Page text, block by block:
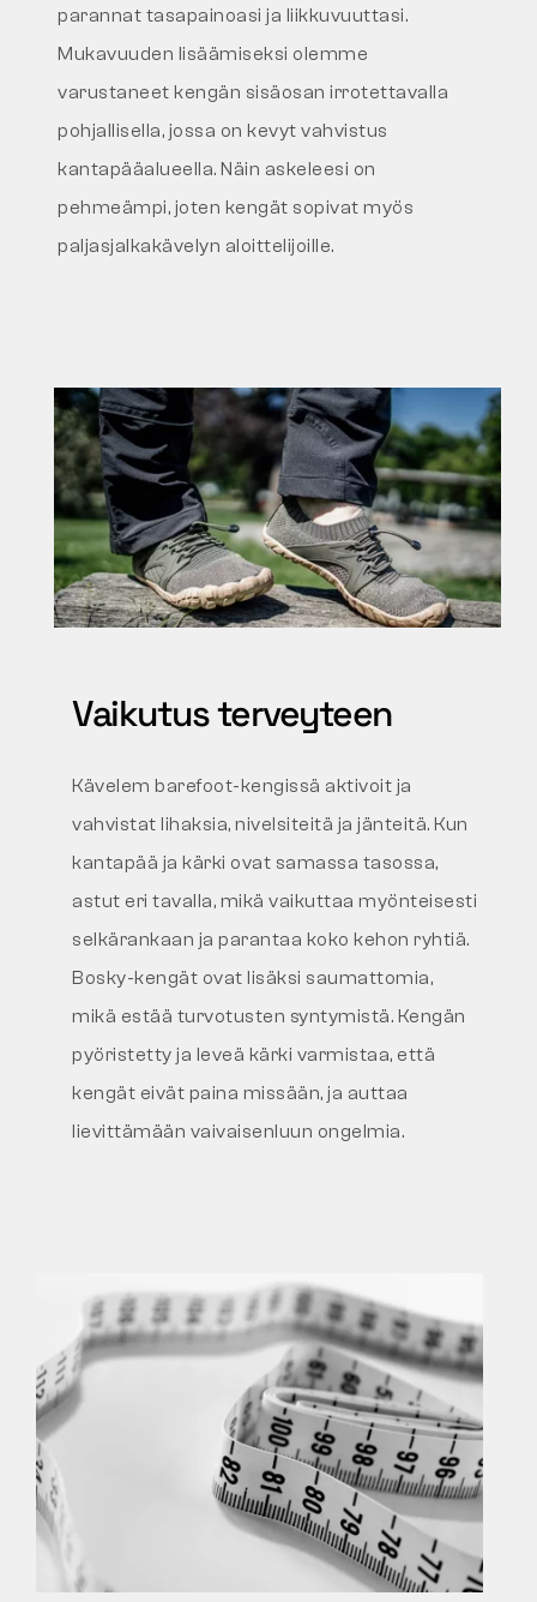
parannat tasapainoasi ja liikkuvuuttasi.
Mukavuuden lisäämiseksi olemme
varustaneet kengän sisäosan irrotettavalla
pohjallisella, jossa on kevyt vahvistus
kantapääalueella. Näin askeleesi on
pehmeämpi, joten kengät sopivat myös
paljasjalkakävelyn aloittelijoille.
Vaikutus terveyteen
Kävelem barefoot-kengissä aktivoit ja
vahvistat lihaksia, nivelsiteitä ja jänteitä. Kun
kantapää ja kärki ovat samassa tasossa,
astut eri tavalla, mikä vaikuttaa myönteisesti
selkärankaan ja parantaa koko kehon ryhtiä.
Bosky-kengät ovat lisäksi saumattomia,
mikä estää turvotusten syntymistä. Kengän
pyöristetty ja leveä kärki varmistaa, että
kengät eivät paina missään, ja auttaa
lievittämään vaivaisenluun ongelmia.